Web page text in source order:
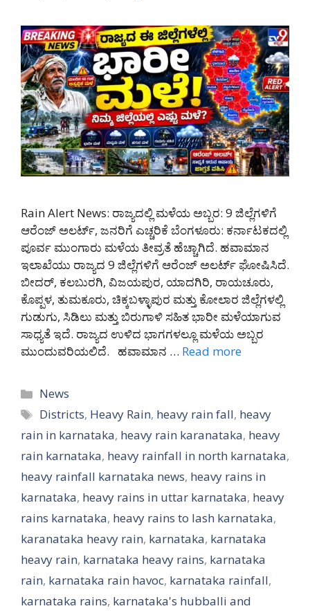
Rain Alert News: ರಾಜ್ಯದಲ್ಲಿ ಮಳೆಯ ಅಬ್ಬರ: 9 ಜಿಲ್ಲೆಗಳಿಗೆ
ಆರೆಂಜ್ ಅಲರ್ಟ್, ಜನರಿಗೆ ಎಚ್ಚರಿಕೆ ಬೆಂಗಳೂರು: ಕರ್ನಾಟಕದಲ್ಲಿ
ಪೂರ್ವ ಮುಂಗಾರು ಮಳೆಯ ತೀವ್ರತೆ ಹೆಚ್ಚಾಗಿದೆ. ಹವಾಮಾನ
ಇಲಾಖೆಯು ರಾಜ್ಯದ 9 ಜಿಲ್ಲೆಗಳಿಗೆ ಆರೆಂಜ್ ಅಲರ್ಟ್ ಘೋಷಿಸಿದೆ.
ಬೀದರ್, ಕಲಬುರಗಿ, ವಿಜಯಪುರ, ಯಾದಗಿರಿ, ರಾಯಚೂರು,
ಕೊಪ್ಪಳ, ತುಮಕೂರು, ಚಿಕ್ಕಬಳ್ಳಾಪುರ ಮತ್ತು ಕೋಲಾರ ಜಿಲ್ಲೆಗಳಲ್ಲಿ
ಗುಡುಗು, ಸಿಡಿಲು ಮತ್ತು ಬಿರುಗಾಳಿ ಸಹಿತ ಭಾರೀ ಮಳೆಯಾಗುವ
ಸಾಧ್ಯತೆ ಇದೆ. ರಾಜ್ಯದ ಉಳಿದ ಭಾಗಗಳಲ್ಲೂ ಮಳೆಯ ಅಬ್ಬರ
ಮುಂದುವರಿಯಲಿದೆ. ಹವಾಮಾನ … Read more
Categories
News
Tags
Districts, Heavy Rain, heavy rain fall, heavy
rain in karnataka, heavy rain karanataka, heavy
rain karnataka, heavy rainfall in north karnataka,
heavy rainfall karnataka news, heavy rains in
karnataka, heavy rains in uttar karnataka, heavy
rains karnataka, heavy rains to lash karnataka,
karanataka heavy rain, karnataka, karnataka
heavy rain, karnataka heavy rains, karnataka
rain, karnataka rain havoc, karnataka rainfall,
karnataka rains, karnataka's hubballi and